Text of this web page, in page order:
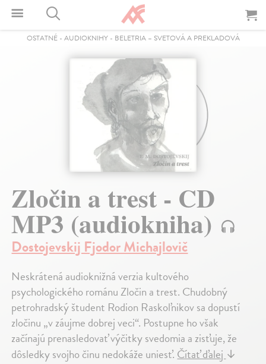
OSTATNÉ- AUDIOKNIHY- BELETRIA – SVETOVÁ A PREKLADOVÁ
Zločin a trest - CD
MP3 (audiokniha)
Dostojevskij Fjodor Michajlovič
Neskrátená audioknižná verzia kultového
psychologického románu Zločin a trest. Chudobný
petrohradský študent Rodion Raskoľnikov sa dopustí
zločinu „v záujme dobrej veci“. Postupne ho však
začínajú prenasledovať výčitky svedomia a zisťuje, že
dôsledky svojho činu nedokáže uniesť.Čítať ďalej↓